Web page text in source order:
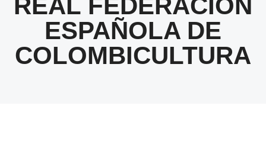
REAL FEDERACIÓN
ESPAÑOLA DE
COLOMBICULTURA